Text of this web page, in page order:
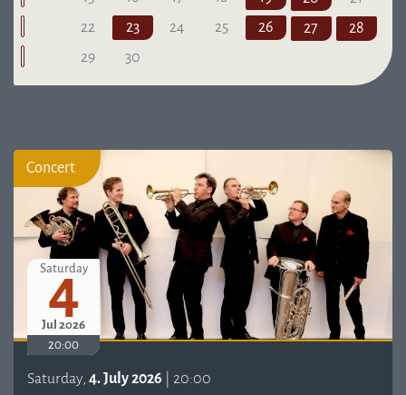
22
23 24 25 26 27
28
29
30
Concert
Saturday
4
Jul 2026
20:00
Saturday, 4. July 2026 | 20:00